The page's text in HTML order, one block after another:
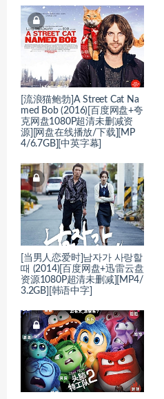
[流浪猫鲍勃]A Street Cat Na
med Bob (2016)[百度网盘+夸
克网盘1080P超清未删减资
源][网盘在线播放/下载][MP
4/6.7GB][中英字幕]
[当男人恋爱时]남자가 사랑할
때 (2014)[百度网盘+迅雷云盘
资源1080P超清未删减][MP4/
3.2GB][韩语中字]